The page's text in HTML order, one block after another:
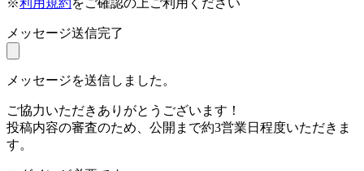
メッセージ送信完了
メッセージを送信しました。
ご協力いただきありがとうございます！
投稿内容の審査のため、公開まで約3営業日程度いただきま
す。